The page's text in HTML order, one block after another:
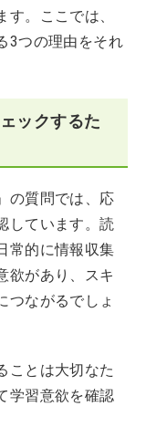
。ここでは、
3つの理由をそれ
ックするた
の質問では、応
しています。読
常的に情報収集
欲があり、スキ
つながるでしょ
ことは大切なた
学習意欲を確認